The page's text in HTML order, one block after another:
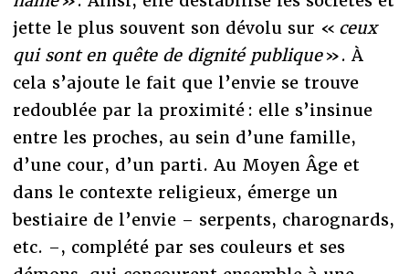
jette le plus souvent son dévolu sur « ceux
qui sont en quête de dignité publique». À
cela s’ajoute le fait que l’envie se trouve
redoublée par la proximité : elle s’insinue
entre les proches, au sein d’une famille,
d’une cour, d’un parti. Au Moyen Âge et
dans le contexte religieux, émerge un
bestiaire de l’envie – serpents, charognards,
etc. –, complété par ses couleurs et ses